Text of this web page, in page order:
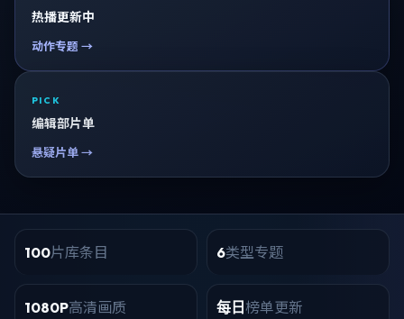
热播更新中
动作专题 →
PICK
编辑部片单
悬疑片单 →
100片库条目 6类型专题
1080P高清画质 每日 榜单更新